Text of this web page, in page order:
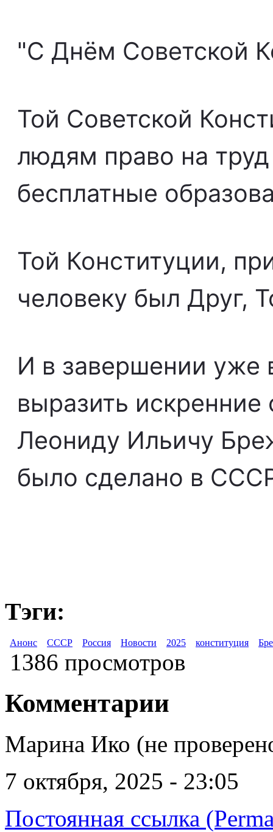
"С Днём Советской
Той Советской
людям право на
бесплатные
Той Конституции,
человеку был Друг,
И в завершении уже
выразить искренние
Леониду Ильичу
было сделано в
Тэги:
Анонс СССР Россия Новости 2025 конституция
1386 просмотров
Комментарии
Марина Ико (не
7 октября, 2025 - 23:05
Постоянная ссылка